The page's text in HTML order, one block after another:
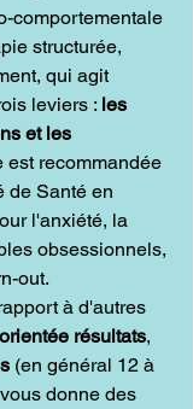
comportementale
structurée,
qui agit
leviers : les
et les
est recommandée
de Santé en
l'anxiété, la
obsessionnels,
out.
à d'autres
orientée résultats,
(en général 12 à
donne des